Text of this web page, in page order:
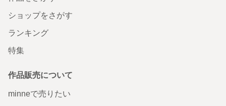
ショップをさがす
ランキング
特集
作品販売について
minneで売りたい